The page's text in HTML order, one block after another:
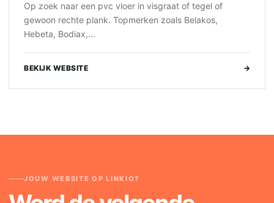
Op zoek naar een pvc vloer in visgraat of tegel of
gewoon rechte plank. Topmerken zoals Belakos,
Hebeta, Bodiax,...
BEKIJK WEBSITE →
JOUW WEBSITE OP LINKIO?